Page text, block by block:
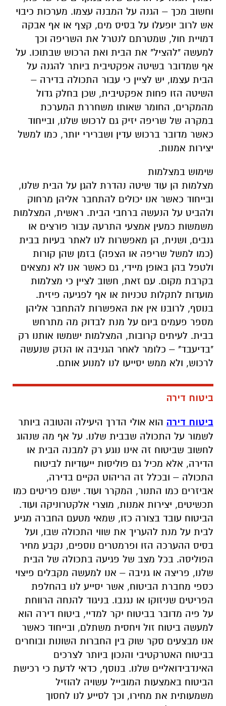
וחשוב מכך – הגנה על המבנה עצמו. מערכות כיבוי
אש לרוב יופעלו על בסיס מים, קצף או אף אבקה
דמויית חול, שמטרתם לנטרל את השריפה וכך
למעשה "להציל" את הבית ואת הרכוש שבתוכו. על
אף שמדובר בשיטה אפקטיבית ביותר להגנה על
הבית עצמו, יש לציין כי עבור התכולה בדירה –
השיטה הזו פחות אפקטיבית, שכן בחלק גדול
מהמקרים, החומר שאותו משחררת המערכת
במקרה של שריפה יזיק גם לרכוש שלנו, ובייחוד
כאשר מדובר ברכוש עדין ושברירי יותר, כמו למשל
יצירות אמנות.
שימוש במצלמות
מצלמות הן עוד שיטה נהדרת להגן על הבית שלנו,
ובייחוד כאשר אנו יכולים להתחבר אליהן מרחוק
ולהביט על הנעשה ברחבי הבית. ראשית, המצלמות
משמשות כמעין אמצעי התרעה עבור פורצים או
גנבים, ושנית, הן מאפשרות לנו לאתר בעיות בבית
(כמו למשל שריפה או הצפה) בזמן שהן קורות
ולטפל בהן באופן מיידי, גם כאשר אנו לא נמצאים
בקרבת מקום. עם זאת, חשוב לציין כי מצלמות
מועדות לתקלות טכניות או אף לפגיעה פיזית.
בנוסף, לרובנו אין את האפשרות להתחבר אליהן
מספר פעמים ביום על מנת לבדוק מה מתרחש
בבית. לעיתים קרובות, המצלמות ישמשו אותנו רק
"בדיעבד" – כלומר לאחר הגניבה או הנזק שנעשה
לרכוש, ולא ממש יסייעו לנו למנוע אותם.
ביטוח דירה
ביטוח דירה הוא אולי הדרך היעילה והטובה ביותר
לשמור על התכולה שבבית שלנו. על אף מה שנהוג
לחשוב שביטוח זה אינו נוגע רק למבנה הבית או
הדירה, אלא מכיל גם פוליסות ייעודיות לביטוח
התכולה – ובכלל זה הריהוט הקיים בדירה,
אביזרים כמו התנור, המקרר ועוד. ישנם פריטים כמו
תכשיטים, יצירות אמנות, מוצרי אלקטרוניקה ועוד.
הביטוח עובד בצורה כזו, שמאי מטעם החברה מגיע
לבית על מנת להעריך את שווי התכולה שבו, ועל
בסיס ההערכה הזו ופרמטרים נוספים, נקבע מחיר
הפוליסה. בכל מצב של פגיעה בתכולה של הבית
שלנו, פריצה או גניבה – אנו למעשה מקבלים פיצוי
כספי מחברת הביטוח, אשר יסייע לנו בהחלפת
הפריטים שניזוקו או נגנבו. בניגוד להנחה הרווחת
על פיה מדובר בביטוח יקר למדיי, ביטוח דירה הוא
למעשה ביטוח זול ויחסית משתלם, ובייחוד כאשר
אנו מבצעים סקר שוק בין החברות השונות ובוחרים
בביטוח האטרקטיבי והנכון ביותר לצרכים
האינדבידואליים שלנו. בנוסף, כדאי לדעת כי רכישת
הביטוח באמצעות המובייל עשויה להוזיל
משמעותית את מחירו, וכך לסייע לנו לחסוך